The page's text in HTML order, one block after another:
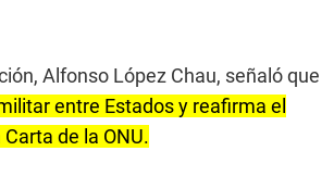
Alfonso López Chau, señaló que
entre Estados y reafirma el
de la ONU.